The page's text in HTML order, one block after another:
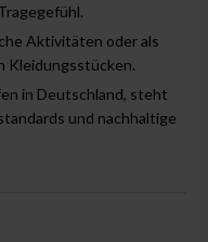
Aktivitäten oder als
Kleidungsstücken.
in Deutschland, steht
und nachhaltige